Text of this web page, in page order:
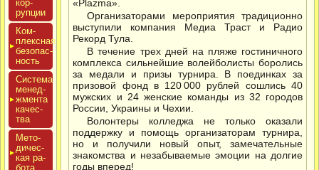
кор­
рупции
Ком­
плексная
бе­зопас­
ность
Сис­те­ма
ме­нед­
жмен­та
ка­чес­
тва
Мето­
дичес­
кая ра­
бота
«Plazma».
Организаторами мероприятия традиционно
выступили компания Медиа Траст и Радио
Рекорд Тула.
В течение трех дней на пляже гостиничного
комплекса сильнейшие волейболисты боролись
за медали и призы турнира. В поединках за
призовой фонд в 120 000 рублей сошлись 40
мужских и 24 женские команды из 32 городов
России, Украины и Чехии.
Волонтеры колледжа не только оказали
поддержку и помощь организаторам турнира,
но и получили новый опыт, замечательные
знакомства и незабываемые эмоции на долгие
годы вперед!